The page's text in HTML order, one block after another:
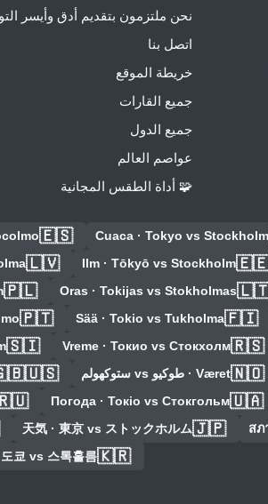
نحن ملتزمون بتقديم أدق وأيسر
اتصل بنا
خريطة الموقع
جميع القارات
جميع الدول
عواصم العالم
🧩 أداة الطقس المجانية
Cuaca · Tokyo vs Stockholm
🇪🇸
Ilm · Tōkyō vs Stockholm
🇱🇻
Oras · Tokijas vs Stokholmas
🇵🇱
🇫🇮
Sää · Tokio vs Tukholma
🇵🇹
🇷🇸
Vreme · Токио vs Стокхолм
🇸🇮
🇳🇴Været · طوكيو vs ستوكهولم
🇺🇦
Погода · Токіо vs Стокгольм
สภ
🇯🇵
天気 · 東京 vs ストックホルム
🇰🇷
도쿄 vs 스톡홀름